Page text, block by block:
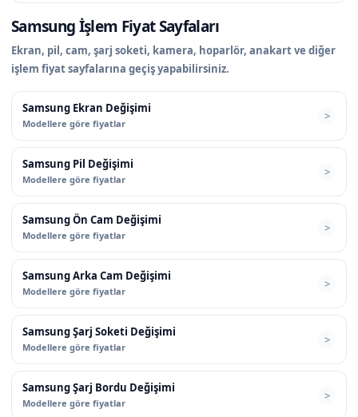
Samsung İşlem Fiyat Sayfaları
Ekran, pil, cam, şarj soketi, kamera, hoparlör, anakart ve diğer
işlem fiyat sayfalarına geçiş yapabilirsiniz.
Samsung Ekran Değişimi
Modellere göre fiyatlar
Samsung Pil Değişimi
Modellere göre fiyatlar
Samsung Ön Cam Değişimi
Modellere göre fiyatlar
Samsung Arka Cam Değişimi
Modellere göre fiyatlar
Samsung Şarj Soketi Değişimi
Modellere göre fiyatlar
Samsung Şarj Bordu Değişimi
Modellere göre fiyatlar